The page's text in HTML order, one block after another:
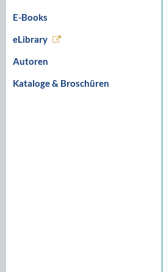
E-Books
eLibrary
Autoren
Kataloge & Broschüren